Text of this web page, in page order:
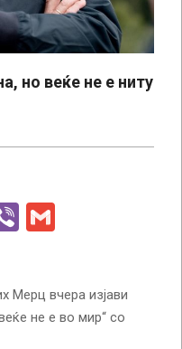
но веќе не е ниту
Viber
Мерц вчера изјави
не е во мир“ со